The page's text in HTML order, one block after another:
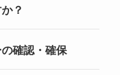
？
確認・確保